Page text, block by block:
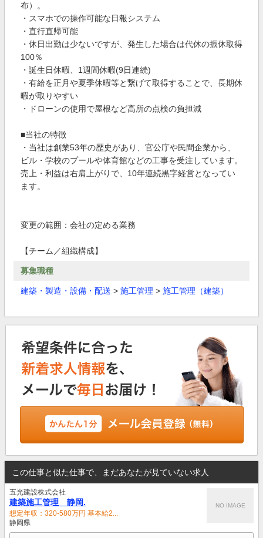
布）。
・スマホでの操作可能な日報システム
・直行直帰可能
・休日出勤は少ないですが、発生した場合は代休の振休取得
100％
・誕生日休暇、1週間休暇(9日連続)
・有給を正月や夏季休暇等と繋げて取得することで、長期休
暇が取りやすい
・ドローンの使用で屋根など高所の点検の負担減
■当社の特徴
・当社は創業53年の歴史があり、官公庁や民間企業から、
ビル・学校のプールや体育館などの工事を受注しています。
売上・利益は右肩上がりで、10年連続黒字経営となってい
ます。
変更の範囲：会社の定める業務
【チーム／組織構成】
募集職種
建築・製造・設備・配送 > 施工管理 > 施工管理（建築）
この仕事と似た仕事で、まだあなたが見ていない求人
五光建設株式会社
建築施工管理 静岡.
想定年収：320-580万円 基本給2...
静岡県
NO IMAGE